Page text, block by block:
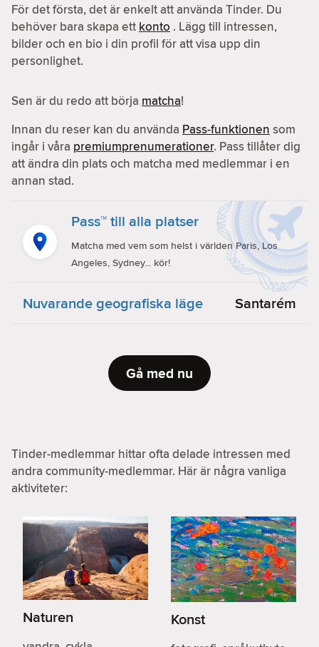
För det första, det är enkelt att använda Tinder. Du
behöver bara skapa ett konto . Lägg till intressen,
bilder och en bio i din profil för att visa upp din
personlighet.
Sen är du redo att börja matcha!
Innan du reser kan du använda Pass-funktionen som
ingår i våra premiumprenumerationer. Pass tillåter dig
att ändra din plats och matcha med medlemmar i en
annan stad.
Pass™ till alla platser
Matcha med vem som helst i världen Paris, Los
Angeles, Sydney... kör!
Nuvarande geografiska läge Santarém
Gå med nu
Tinder-medlemmar hittar ofta delade intressen med
andra community-medlemmar. Här är några vanliga
aktiviteter:
Naturen Konst